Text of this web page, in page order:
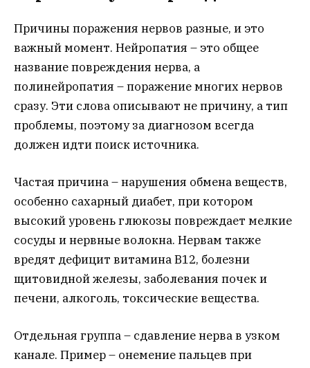
Причины поражения нервов разные, и это
важный момент. Нейропатия – это общее
название повреждения нерва, а
полинейропатия – поражение многих нервов
сразу. Эти слова описывают не причину, а тип
проблемы, поэтому за диагнозом всегда
должен идти поиск источника.
Частая причина – нарушения обмена веществ,
особенно сахарный диабет, при котором
высокий уровень глюкозы повреждает мелкие
сосуды и нервные волокна. Нервам также
вредят дефицит витамина B12, болезни
щитовидной железы, заболевания почек и
печени, алкоголь, токсические вещества.
Отдельная группа – сдавление нерва в узком
канале. Пример – онемение пальцев при